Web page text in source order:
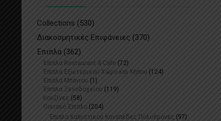
Collections (530)
Διακοσμητικές Επιφάνειες (370)
Έπιπλα (362)
Έπιπλα Restaurant & Cafe (72)
Έπιπλα Εξωτερικού Χώρο και Κήπου
(124)
Έπιπλα Μπάνιου (1)
Έπιπλα Ξενοδοχείου (119)
Κουζίνες (58)
Οικιακό Έπιπλο (204)
Έπιπλα Καθιστικού Καναπέδες Πολυθρόνες (97)